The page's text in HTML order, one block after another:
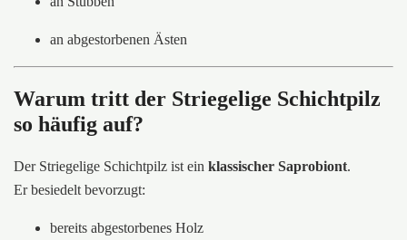
an abgestorbenen Ästen
Warum tritt der Striegelige Schichtpilz
so häufig auf?
Der Striegelige Schichtpilz ist ein klassischer Saprobiont.
Er besiedelt bevorzugt:
bereits abgestorbenes Holz